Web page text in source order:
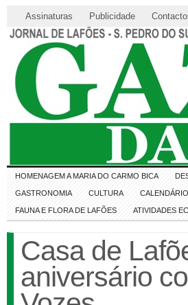
Assinaturas Publicidade
HOMENAGEM A MARIA DO CARMO BICA
GASTRONOMIA CULTURA CALENDÁRIO
FAUNA E FLORA DE LAFÕES ATIVIDADES
Casa de
aniversário